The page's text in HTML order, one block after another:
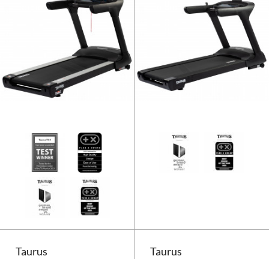
Taurus
Taurus